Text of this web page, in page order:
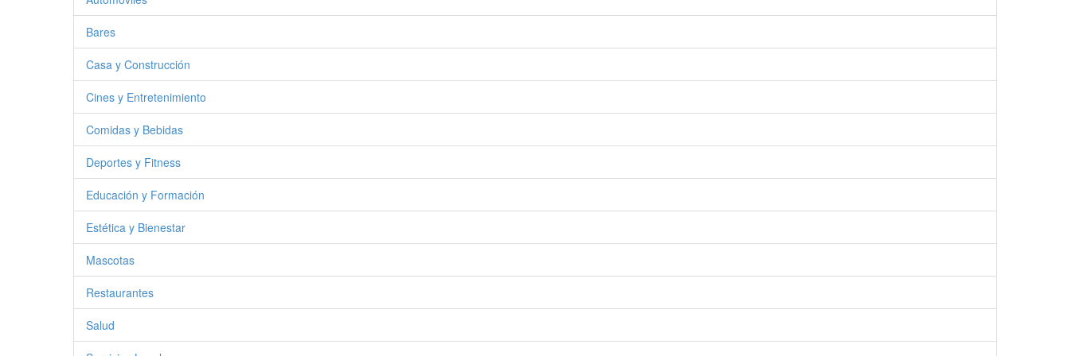
Bares
Casa y Construcción
Cines y Entretenimiento
Comidas y Bebidas
Deportes y Fitness
Educación y Formación
Estética y Bienestar
Mascotas
Restaurantes
Salud